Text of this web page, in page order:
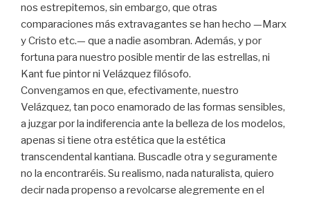
nos estrepitemos, sin embargo, que otras
comparaciones más extravagantes se han hecho —Marx
y Cristo etc.— que a nadie asombran. Además, y por
fortuna para nuestro posible mentir de las estrellas, ni
Kant fue pintor ni Velázquez filósofo.
Convengamos en que, efectivamente, nuestro
Velázquez, tan poco enamorado de las formas sensibles,
a juzgar por la indiferencia ante la belleza de los modelos,
apenas si tiene otra estética que la estética
transcendental kantiana. Buscadle otra y seguramente
no la encontraréis. Su realismo, nada naturalista, quiero
decir nada propenso a revolcarse alegremente en el